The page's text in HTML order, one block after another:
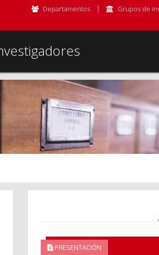
Departamentos Grupos de
PRESENTACIÓN